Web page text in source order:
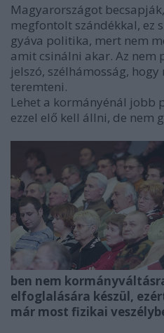
Magyarországot
megfontolt szándékkal, ez
gyáva politika, mert nem
amit csinálni akar. Az nem
jelszó, szélhámosság,
teremteni.
Lehet a kormányénál jobb
ezzel elő kell állni, de nem
ben nem
elfoglalására készül,
már most fizikai